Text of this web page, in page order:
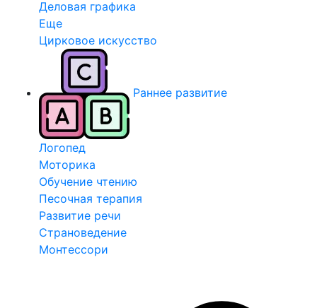
Деловая графика
Еще
Цирковое искусство
Раннее развитие
Логопед
Моторика
Обучение чтению
Песочная терапия
Развитие речи
Страноведение
Монтессори